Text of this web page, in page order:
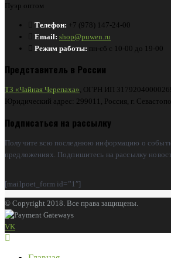
Пуэр оптом
Телефон: +7 (978) 147-24-00
Email: shop@puwen.ru
Режим работы: пн-сб с 10-00 до 19-00
Представитель в России
ТЗ «Чайная Черепаха», ОГРН ИП
Юридический адрес: 299011, Россия, г.
Подписаться на рассылку
Получите всю последнюю информацию о
предложениях. Подпишитесь на рассылку
[mailpoet_form id=”1″]
© Copyright 2018. Все права защищены.
VK